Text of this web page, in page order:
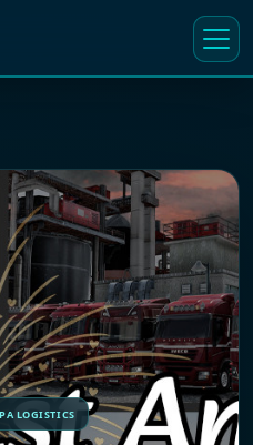
LOGISTICS